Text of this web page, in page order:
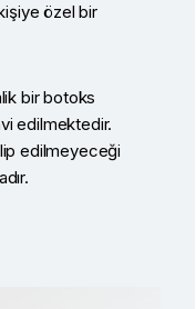
özel bir
bir botoks
edilmektedir.
edilmeyeceği